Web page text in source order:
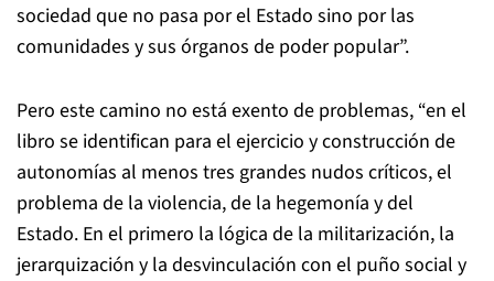
sociedad que no pasa por el Estado sino por las
comunidades y sus órganos de poder popular”.
Pero este camino no está exento de problemas, “en el
libro se identifican para el ejercicio y construcción de
autonomías al menos tres grandes nudos críticos, el
problema de la violencia, de la hegemonía y del
Estado. En el primero la lógica de la militarización, la
jerarquización y la desvinculación con el puño social y